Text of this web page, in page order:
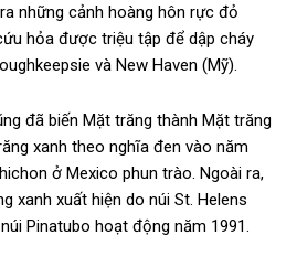
những cảnh hoàng hôn rực đỏ
hỏa được triệu tập để dập cháy
và New Haven (Mỹ).
đã biến Mặt trăng thành Mặt trăng
xanh theo nghĩa đen vào năm
ở Mexico phun trào. Ngoài ra,
xanh xuất hiện do núi St. Helens
Pinatubo hoạt động năm 1991.